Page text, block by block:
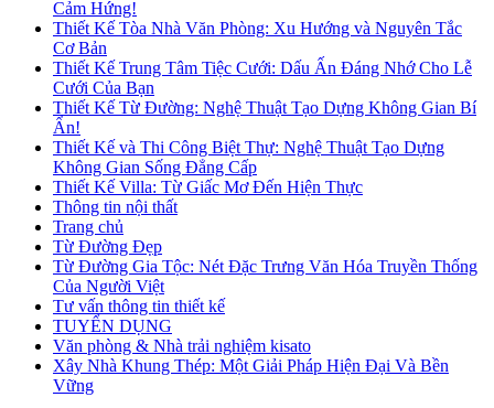
Cảm Hứng!
Thiết Kế Tòa Nhà Văn Phòng: Xu Hướng và Nguyên Tắc
Cơ Bản
Thiết Kế Trung Tâm Tiệc Cưới: Dấu Ấn Đáng Nhớ Cho Lễ
Cưới Của Bạn
Thiết Kế Từ Đường: Nghệ Thuật Tạo Dựng Không Gian Bí
Ẩn!
Thiết Kế và Thi Công Biệt Thự: Nghệ Thuật Tạo Dựng
Không Gian Sống Đẳng Cấp
Thiết Kế Villa: Từ Giấc Mơ Đến Hiện Thực
Thông tin nội thất
Trang chủ
Từ Đường Đẹp
Từ Đường Gia Tộc: Nét Đặc Trưng Văn Hóa Truyền Thống
Của Người Việt
Tư vấn thông tin thiết kế
TUYỂN DỤNG
Văn phòng & Nhà trải nghiệm kisato
Xây Nhà Khung Thép: Một Giải Pháp Hiện Đại Và Bền
Vững